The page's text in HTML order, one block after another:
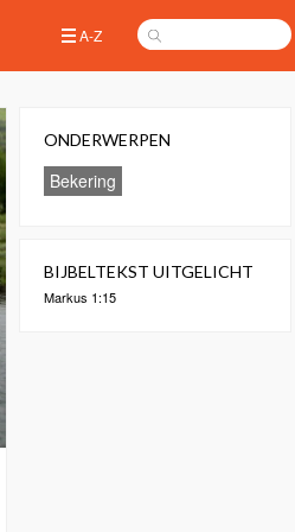
A-Z
ONDERWERPEN
Bekering
BIJBELTEKST UITGELICHT
Markus 1:15